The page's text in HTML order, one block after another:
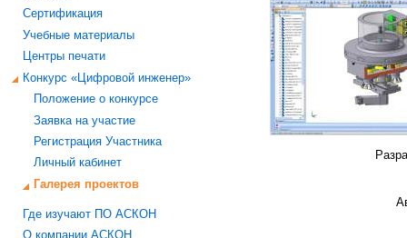
Сертификация
Учебные материалы
Центры печати
Конкурс «Цифровой инженер»
Положение о конкурсе
Заявка на участие
Регистрация Участника
Личный кабинет
Галерея проектов
Где изучают ПО АСКОН